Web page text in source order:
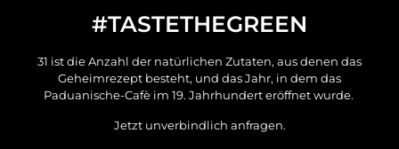
#TASTETHEGREEN
31 ist die Anzahl der natürlichen Zutaten, aus denen das
Geheimrezept besteht, und das Jahr, in dem das
Paduanische-Cafè im 19. Jahrhundert eröffnet wurde.
Jetzt unverbindlich anfragen.